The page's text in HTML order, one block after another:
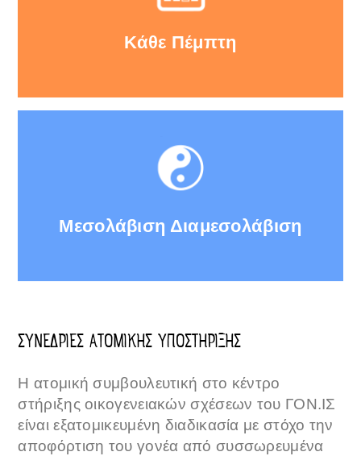
Κάθε Πέμπτη
Μεσολάβιση Διαμεσολάβιση
ΣΥΝΕΔΡΙΕΣ ΑΤΟΜΙΚΗΣ ΥΠΟΣΤΗΡΙΞΗΣ
Η ατομική συμβουλευτική στο κέντρο
στήριξης οικογενειακών σχέσεων του ΓΟΝ.ΙΣ
είναι εξατομικευμένη διαδικασία με στόχο την
αποφόρτιση του γονέα από συσσωρευμένα